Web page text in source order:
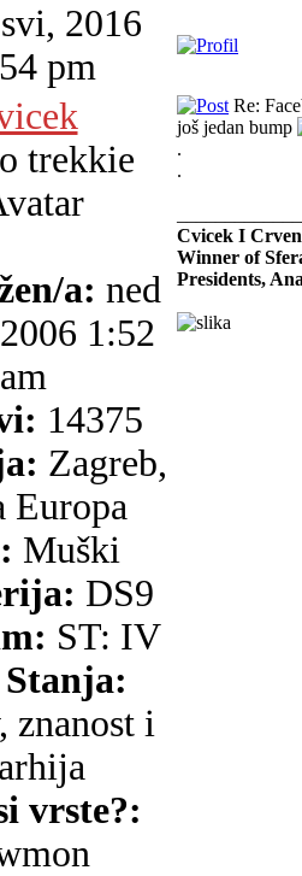
2016
pm
trekkie
a: ned
1:52
am
14375
Zagreb,
Europa
Muški
DS9
ST: IV
znanost i
vrste?:
Re:
još jedan bump
.
.
Cvicek I
Winner of
Presidents,